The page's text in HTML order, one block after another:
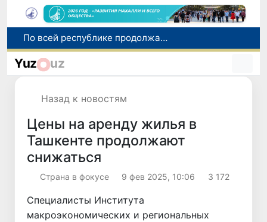
Оказавшийся в сложной ситуации в Германии соотечественник возвращен в Узбекистан
В Узбекистане определили порядок создания и эксплуатации платных автодорог
Yuz uz
Назад к новостям
Цены на аренду жилья в
Ташкенте продолжают
снижаться
Страна в фокусе 9 фев 2025, 10:06 3 172
Специалисты Института
макроэкономических и региональных